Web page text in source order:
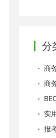
分
商
商
实
报